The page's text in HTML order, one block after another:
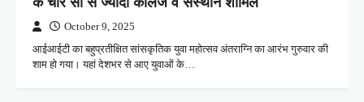
October 9, 2025
आईआईटी का बहुप्रतीक्षित सांसकृतिक युवा महोत्सव अंतराग्नि का आरंभ गुरुवार की
शाम हो गया। यहां देशभर से आए युवाओं के…